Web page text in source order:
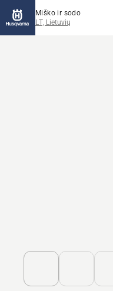
Miško ir sodo
LT, Lietuvių